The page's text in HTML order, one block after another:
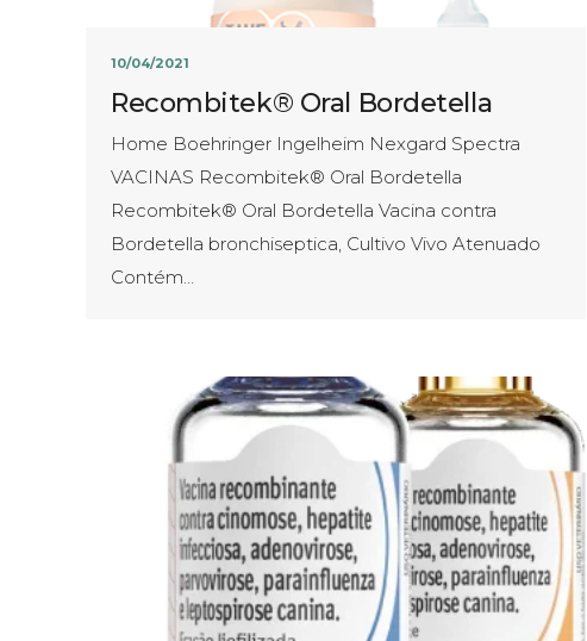
10/04/2021
Recombitek® Oral Bordetella
Home Boehringer Ingelheim Nexgard Spectra
VACINAS Recombitek® Oral Bordetella
Recombitek® Oral Bordetella Vacina contra
Bordetella bronchiseptica, Cultivo Vivo Atenuado
Contém…